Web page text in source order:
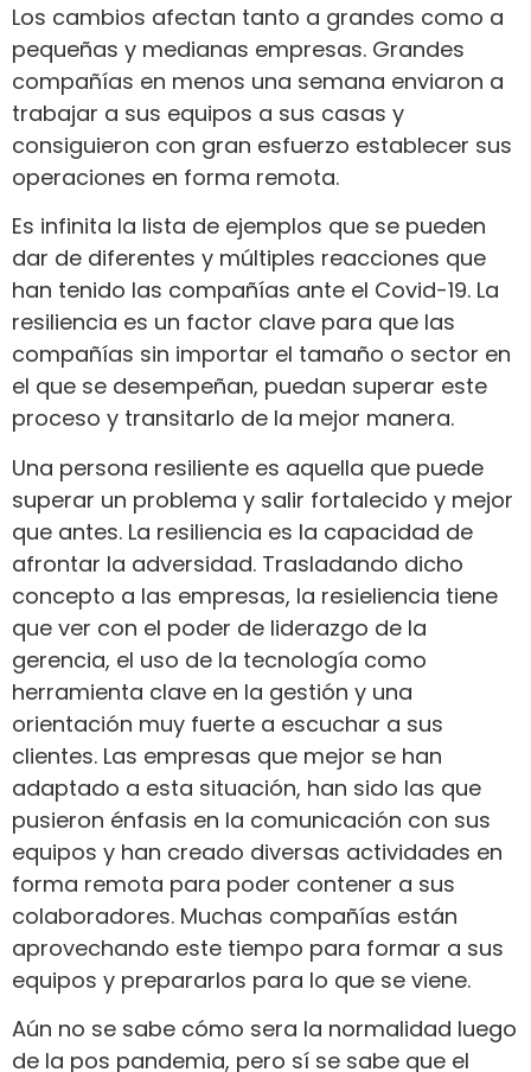
Los cambios afectan tanto a grandes como a
pequeñas y medianas empresas. Grandes
compañías en menos una semana enviaron a
trabajar a sus equipos a sus casas y
consiguieron con gran esfuerzo establecer sus
operaciones en forma remota.
Es infinita la lista de ejemplos que se pueden
dar de diferentes y múltiples reacciones que
han tenido las compañías ante el Covid-19. La
resiliencia es un factor clave para que las
compañías sin importar el tamaño o sector en
el que se desempeñan, puedan superar este
proceso y transitarlo de la mejor manera.
Una persona resiliente es aquella que puede
superar un problema y salir fortalecido y mejor
que antes. La resiliencia es la capacidad de
afrontar la adversidad. Trasladando dicho
concepto a las empresas, la resieliencia tiene
que ver con el poder de liderazgo de la
gerencia, el uso de la tecnología como
herramienta clave en la gestión y una
orientación muy fuerte a escuchar a sus
clientes. Las empresas que mejor se han
adaptado a esta situación, han sido las que
pusieron énfasis en la comunicación con sus
equipos y han creado diversas actividades en
forma remota para poder contener a sus
colaboradores. Muchas compañías están
aprovechando este tiempo para formar a sus
equipos y prepararlos para lo que se viene.
Aún no se sabe cómo sera la normalidad luego
de la pos pandemia, pero sí se sabe que el